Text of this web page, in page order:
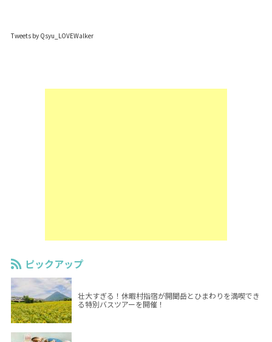
Tweets by Qsyu_LOVEWalker
ピックアップ
壮大すぎる！休暇村指宿が開聞岳とひまわりを満喫でき
る特別バスツアーを開催！